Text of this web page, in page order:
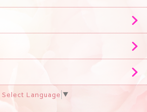
Select Language ▼